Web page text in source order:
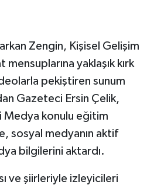
Zengin, Kişisel Gelişim
yaklaşık kırk
pekiştiren sunum
Gazeteci Ersin Çelik,
Medya konulu eğitim
sosyal medyanın aktif
bilgilerini aktardı.
ve şiirleriyle izleyicileri